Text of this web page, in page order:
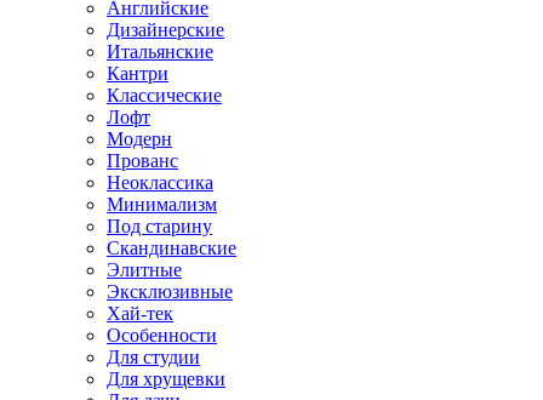
Английские
Дизайнерские
Итальянские
Кантри
Классические
Лофт
Модерн
Прованс
Неоклассика
Минимализм
Под старину
Скандинавские
Элитные
Эксклюзивные
Хай-тек
Особенности
Для студии
Для хрущевки